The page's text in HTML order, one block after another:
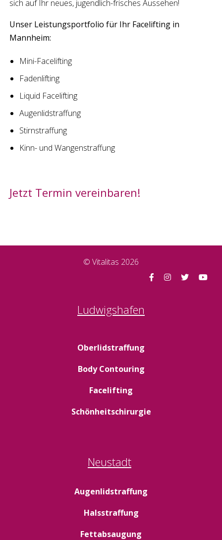
sich auf Ihr neues, jugendlich-frisches Aussehen!
Unser Leistungsportfolio für Ihr Facelifting in
Mannheim:
Mini-Facelifting
Fadenlifting
Liquid Facelifting
Augenlidstraffung
Stirnstraffung
Kinn- und Wangenstraffung
Jetzt Termin vereinbaren!
© Vitalitas 2026
Ludwigshafen
Oberlidstraffung
Body Contouring
Facelifting
Schönheitschirurgie
Neustadt
Augenlidstraffung
Halsstraffung
Fettabsaugung